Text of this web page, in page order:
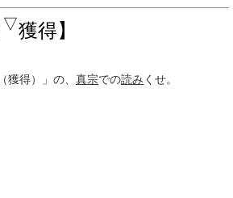
▽獲得】
（獲得）」の、 真宗での読み くせ。